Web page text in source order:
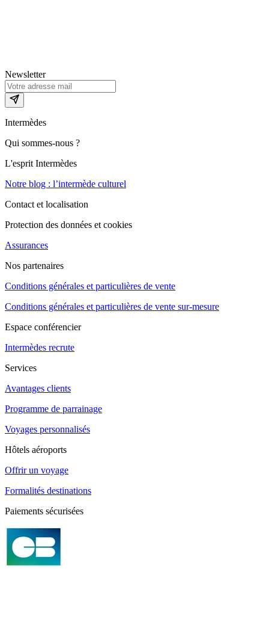
Newsletter
Intermèdes
Qui sommes-nous ?
L'esprit Intermèdes
Notre blog : l’intermède culturel
Contact et localisation
Protection des données et cookies
Assurances
Nos partenaires
Conditions générales et particulières de vente
Conditions générales et particulières de vente sur-mesure
Espace conférencier
Intermèdes recrute
Services
Avantages clients
Programme de parrainage
Voyages personnalisés
Hôtels aéroports
Offrir un voyage
Formalités destinations
Paiements sécurisées